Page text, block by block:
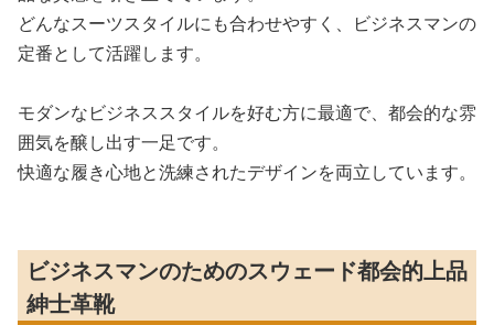
どんなスーツスタイルにも合わせやすく、ビジネスマンの
定番として活躍します。
モダンなビジネススタイルを好む方に最適で、都会的な雰
囲気を醸し出す一足です。
快適な履き心地と洗練されたデザインを両立しています。
ビジネスマンのためのスウェード都会的上品
紳士革靴